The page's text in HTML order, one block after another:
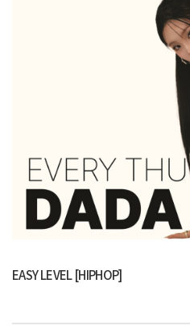
EASY LEVEL [HIPHOP]